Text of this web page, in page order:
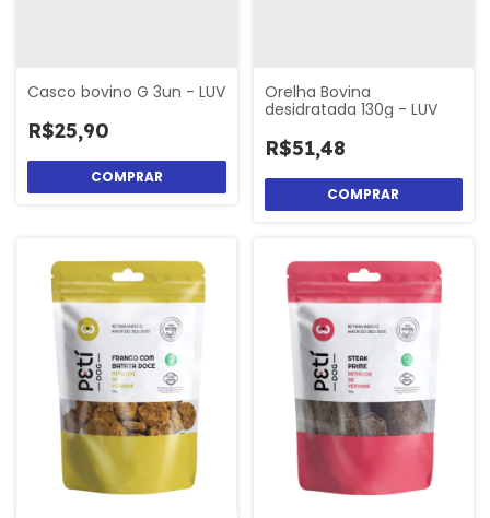
Casco bovino G 3un - LUV
R$25,90
Orelha Bovina
desidratada 130g - LUV
R$51,48